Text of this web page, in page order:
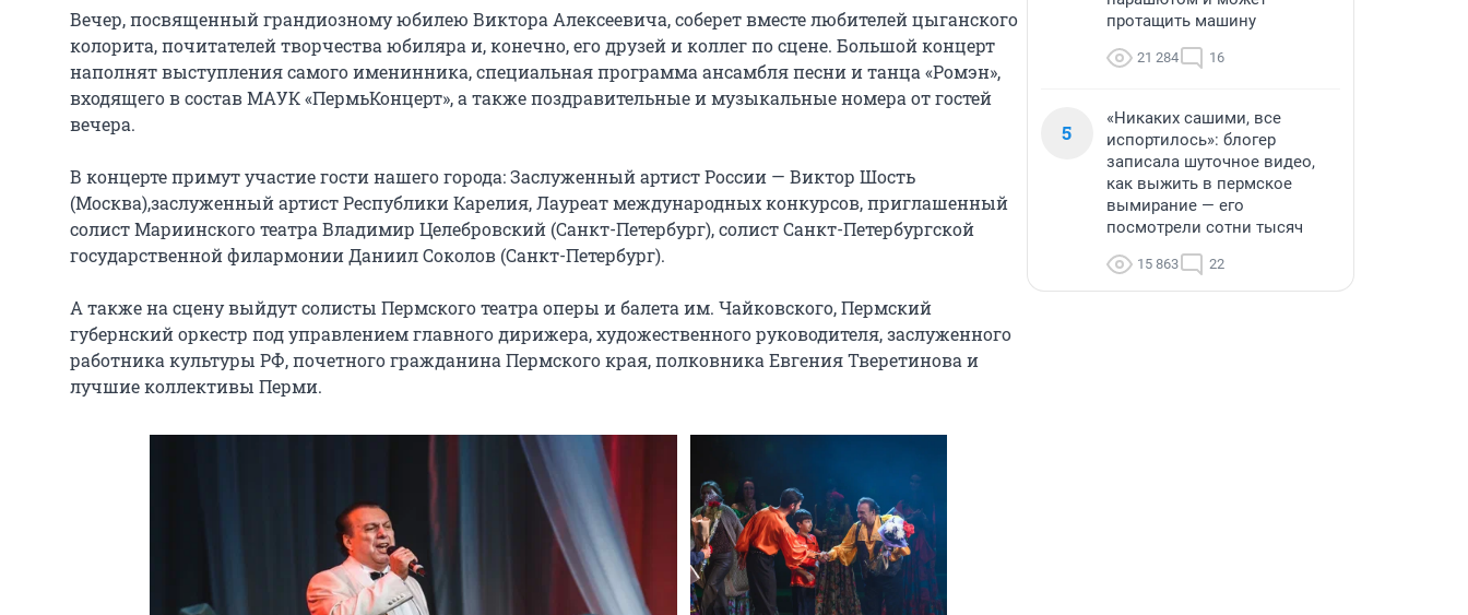
Вечер, посвященный грандиозному юбилею Виктора Алексеевича, соберет вместе любителей цыганского
колорита, почитателей творчества юбиляра и, конечно, его друзей и коллег по сцене. Большой концерт
наполнят выступления самого именинника, специальная программа ансамбля песни и танца «Ромэн»,
входящего в состав МАУК «ПермьКонцерт», а также поздравительные и музыкальные номера от гостей
вечера.
В концерте примут участие гости нашего города: Заслуженный артист России — Виктор Шость
(Москва),заслуженный артист Республики Карелия, Лауреат международных конкурсов, приглашенный
солист Мариинского театра Владимир Целебровский (Санкт-Петербург), солист Санкт-Петербургской
государственной филармонии Даниил Соколов (Санкт-Петербург).
А также на сцену выйдут солисты Пермского театра оперы и балета им. Чайковского, Пермский
губернский оркестр под управлением главного дирижера, художественного руководителя, заслуженного
работника культуры РФ, почетного гражданина Пермского края, полковника Евгения Тверетинова и
лучшие коллективы Перми.
протащить машину
21 284 16
5
«Никаких сашими, все
испортилось»: блогер
записала шуточное видео,
как выжить в пермское
вымирание — его
посмотрели сотни тысяч
15 863 22